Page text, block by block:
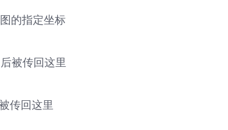
的指定坐标
被传回这里
传回这里